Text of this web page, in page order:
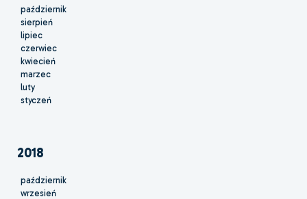
październik
sierpień
lipiec
czerwiec
kwiecień
marzec
luty
styczeń
2018
październik
wrzesień